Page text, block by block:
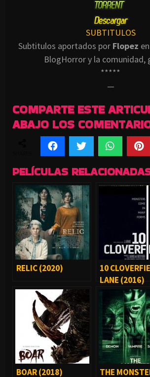
SUBTITULOS
Subtitulos aportados por Flopez
BlogHorror y la comunidad,
*****
—
COMPARTE ESTE
ABAJO LOS
PELÍCULAS
RELIC (2020)
10
LANE (2016)
BOAR (2018)
THE